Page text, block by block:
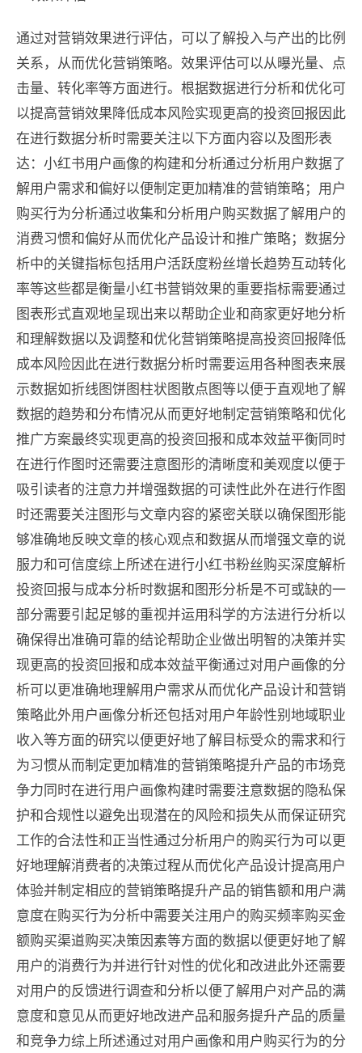
通过对营销效果进行评估，可以了解投入与产出的比例
关系，从而优化营销策略。效果评估可以从曝光量、点
击量、转化率等方面进行。根据数据进行分析和优化可
以提高营销效果降低成本风险实现更高的投资回报因此
在进行数据分析时需要关注以下方面内容以及图形表
达：小红书用户画像的构建和分析通过分析用户数据了
解用户需求和偏好以便制定更加精准的营销策略；用户
购买行为分析通过收集和分析用户购买数据了解用户的
消费习惯和偏好从而优化产品设计和推广策略；数据分
析中的关键指标包括用户活跃度粉丝增长趋势互动转化
率等这些都是衡量小红书营销效果的重要指标需要通过
图表形式直观地呈现出来以帮助企业和商家更好地分析
和理解数据以及调整和优化营销策略提高投资回报降低
成本风险因此在进行数据分析时需要运用各种图表来展
示数据如折线图饼图柱状图散点图等以便于直观地了解
数据的趋势和分布情况从而更好地制定营销策略和优化
推广方案最终实现更高的投资回报和成本效益平衡同时
在进行作图时还需要注意图形的清晰度和美观度以便于
吸引读者的注意力并增强数据的可读性此外在进行作图
时还需要关注图形与文章内容的紧密关联以确保图形能
够准确地反映文章的核心观点和数据从而增强文章的说
服力和可信度综上所述在进行小红书粉丝购买深度解析
投资回报与成本分析时数据和图形分析是不可或缺的一
部分需要引起足够的重视并运用科学的方法进行分析以
确保得出准确可靠的结论帮助企业做出明智的决策并实
现更高的投资回报和成本效益平衡​​通过对用户画像的分
析可以更准确地理解用户需求从而优化产品设计和营销
策略此外用户画像分析还包括对用户年龄性别地域职业
收入等方面的研究以便更好地了解目标受众的需求和行
为习惯从而制定更加精准的营销策略提升产品的市场竞
争力同时在进行用户画像构建时需要注意数据的隐私保
护和合规性以避免出现潜在的风险和损失从而保证研究
工作的合法性和正当性​通过分析用户的购买行为可以更
好地理解消费者的决策过程从而优化产品设计提高用户
体验并制定相应的营销策略提升产品的销售额和用户满
意度在购买行为分析中需要关注用户的购买频率购买金
额购买渠道购买决策因素等方面的数据以便更好地了解
用户的消费行为并进行针对性的优化和改进此外还需要
对用户的反馈进行调查和分析以便了解用户对产品的满
意度和意见从而更好地改进产品和服务提升产品的质量
和竞争力综上所述通过对用户画像和用户购买行为的分